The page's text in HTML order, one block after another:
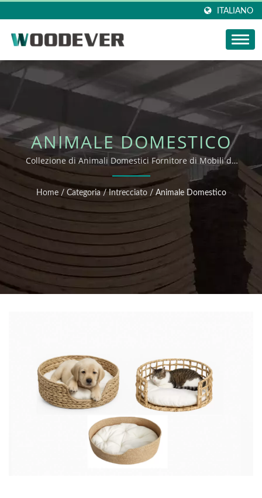
ITALIANO
ANIMALE DOMESTICO
Collezione di Animali Domestici Fornitore di Mobili da
Esterno Mobili da Interno Mobili in Legno Intrecciati
ODM OEM Fornitore Professionale .Fornitore di Mobili
da Esterno Mobili da Interno Mobili in Legno Intrecciati
ODM OEM Fornitore Professionale
Home / Categoria / Intrecciato / Animale Domestico